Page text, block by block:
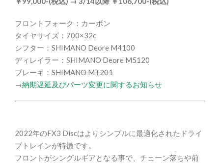
フロントフォーク：カーボン
タイヤサイズ：700×32c
シフター：SHIMANO Deore M4100
ディレイラー：SHIMANO Deore M5120
ブレーキ： SHIMANO MT201
→納期遅延及びパーツ変更に関するお知らせ
2022年のFX3 Discはよりシンプルに最適化されたドライ
ブトレインが特徴です。
フロントがシングルギアとなる事で、チェーン落ちや前